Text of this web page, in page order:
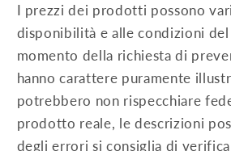
I prezzi dei prodotti possono
disponibilità e alle condizioni
momento della richiesta di
hanno carattere puramente
potrebbero non rispecchiare
prodotto reale, le descrizioni
degli errori si consiglia di